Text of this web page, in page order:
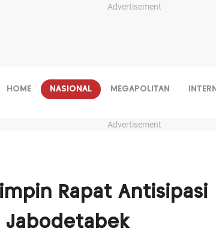
Advertisement
HOME NASIONAL MEGAPOLITAN
Advertisement
Rapat Antisipasi
Jabodetabek